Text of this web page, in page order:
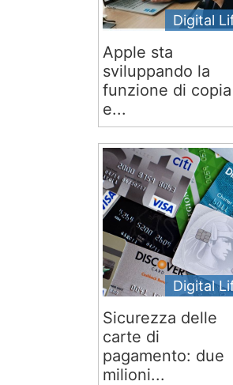
Digital
Apple sta
sviluppando la
funzione di copia
e...
Digital
Sicurezza delle
carte di
pagamento: due
milioni...